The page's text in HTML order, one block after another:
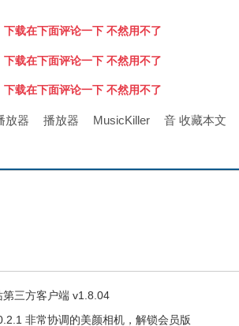
载在下面评论一下 不然用不了
载在下面评论一下 不然用不了
载在下面评论一下 不然用不了
收藏本文
放器 播放器 MusicKiller
音
第三方客户端 v1.8.04
非常协调的美颜相机，解锁会员版